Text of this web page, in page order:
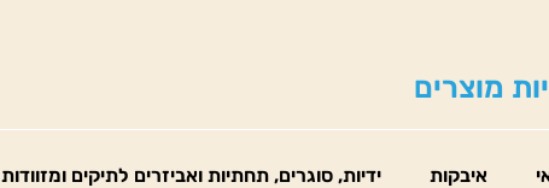
מוצרים
איבקות
ידיות, סוגרים, תחתיות ואביזרים לתיקים ומזוודות